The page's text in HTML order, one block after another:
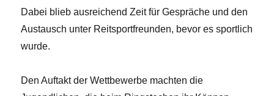
Dabei blieb ausreichend Zeit für Gespräche und den
Austausch unter Reitsportfreunden, bevor es sportlich
wurde.
Den Auftakt der Wettbewerbe machten die